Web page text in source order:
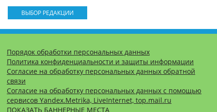
ВЫБОР РЕДАКЦИИ
Порядок обработки персональных данных
Политика конфиденциальности и защиты информации
Согласие на обработку персональных данных обратной
связи
Согласие на обработку персональных данных с помощью
сервисов Yandex.Metrika, LiveInternet, top.mail.ru
ПОКАЗАТЬ БАННЕРНЫЕ МЕСТА